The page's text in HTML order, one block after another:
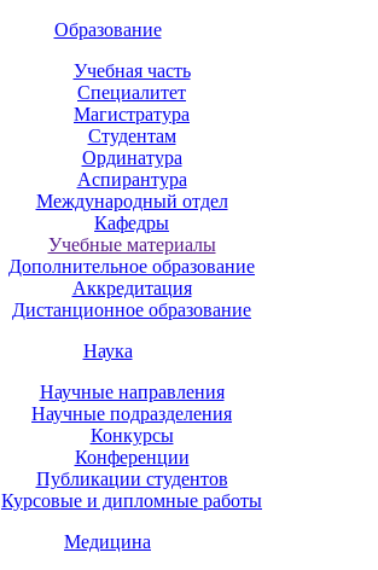
Образование
Учебная часть
Специалитет
Магистратура
Студентам
Ординатура
Аспирантура
Международный отдел
Кафедры
Учебные материалы
Дополнительное образование
Аккредитация
Дистанционное образование
Наука
Научные направления
Научные подразделения
Конкурсы
Конференции
Публикации студентов
Курсовые и дипломные работы
Медицина